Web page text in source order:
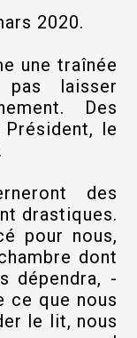
2020.
une traînée
laisser
Des
le
des
drastiques.
pour nous,
dont
dépendra, -
ce que nous
le lit, nous